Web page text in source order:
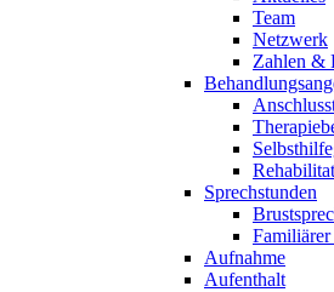
Team
Netzwerk
Zahlen &
Sprechstunden
Aufnahme
Aufenthalt